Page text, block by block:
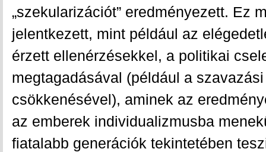
„szekularizációt” eredményezett. Ez
jelentkezett, mint például az
érzett ellenérzésekkel, a politikai
megtagadásával (például a
csökkenésével), aminek az
az emberek individualizmusba
fiatalabb generációk tekintetében